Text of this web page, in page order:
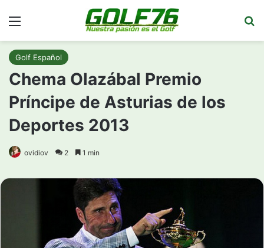
Golf Español
Chema Olazábal Premio
Príncipe de Asturias de los
Deportes 2013
ovidiov 2 1 min